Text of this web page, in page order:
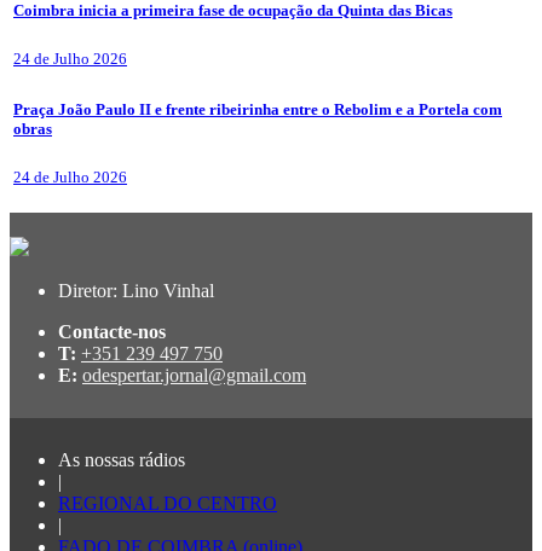
Coimbra inicia a primeira fase de ocupação da Quinta das Bicas
24 de Julho 2026
Praça João Paulo II e frente ribeirinha entre o Rebolim e a Portela com
obras
24 de Julho 2026
Diretor: Lino Vinhal
Contacte-nos
T: +351 239 497 750
E: odespertar.jornal@gmail.com
As nossas rádios
|
REGIONAL DO CENTRO
|
FADO DE COIMBRA (online)